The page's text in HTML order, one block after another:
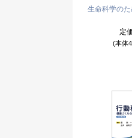
生命科学の
定
(本体